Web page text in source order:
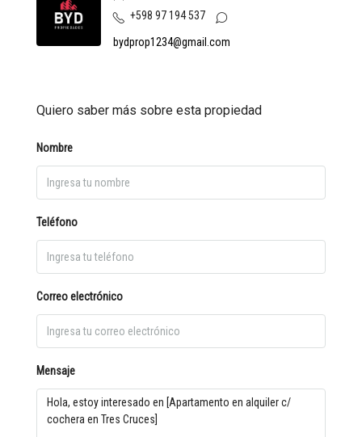
+598 97 194 537
bydprop1234@gmail.com
Quiero saber más sobre esta propiedad
Nombre
Teléfono
Correo electrónico
Mensaje